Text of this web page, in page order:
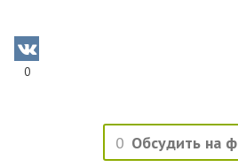
0
0 Обсудить на